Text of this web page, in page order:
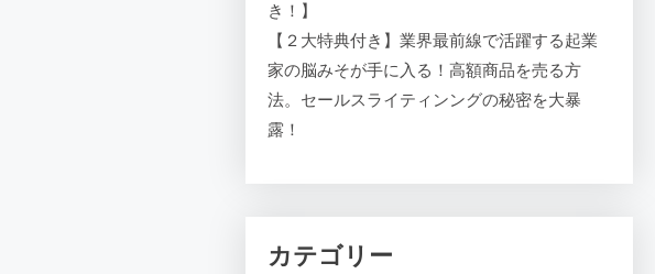
き！】
【２大特典付き】業界最前線で活躍する起業
家の脳みそが手に入る！高額商品を売る方
法。セールスライティンングの秘密を大暴
露！
カテゴリー